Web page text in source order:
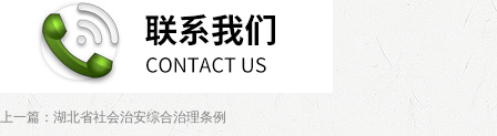
上一篇： 湖北省社会治安综合治理条例